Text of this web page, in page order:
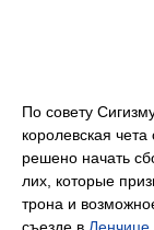
По совету
королевская
решено начать
лих, которые
трона и